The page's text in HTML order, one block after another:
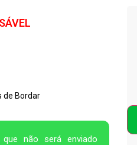
de Bordar
não será enviado